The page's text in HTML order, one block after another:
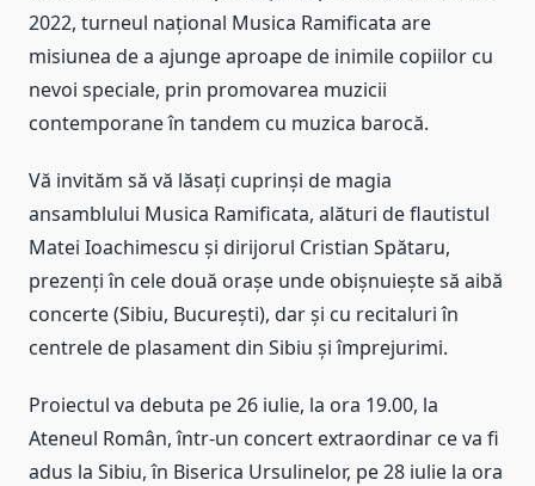
2022, turneul național Musica Ramificata are
misiunea de a ajunge aproape de inimile copiilor cu
nevoi speciale, prin promovarea muzicii
contemporane în tandem cu muzica barocă.
Vă invităm să vă lăsați cuprinși de magia
ansamblului Musica Ramificata, alături de flautistul
Matei Ioachimescu și dirijorul Cristian Spătaru,
prezenți în cele două orașe unde obișnuiește să aibă
concerte (Sibiu, București), dar și cu recitaluri în
centrele de plasament din Sibiu și împrejurimi.
Proiectul va debuta pe 26 iulie, la ora 19.00, la
Ateneul Român, într-un concert extraordinar ce va fi
adus la Sibiu, în Biserica Ursulinelor, pe 28 iulie la ora